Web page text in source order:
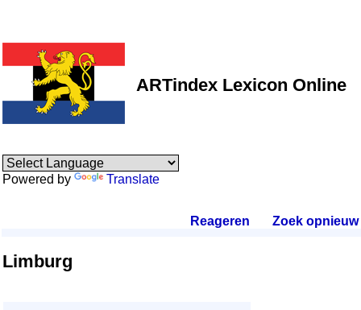
ARTindex Lexicon Online
Powered by Translate
Reageren Zoek opnieuw.
Limburg